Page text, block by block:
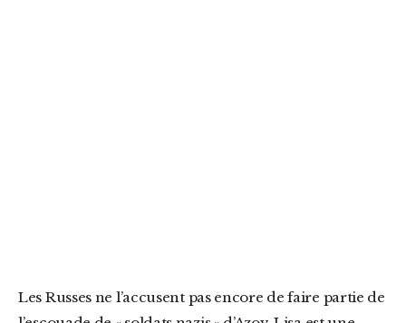
Les Russes ne l’accusent pas encore de faire partie de